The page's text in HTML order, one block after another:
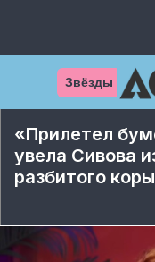
Звёзды
«Прилетел
увела Сивова
разбитого